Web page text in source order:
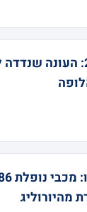
עונת 2023-24: העונה
מהיורוליג